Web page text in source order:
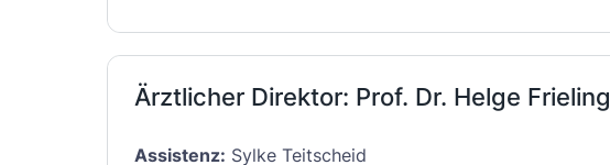
Ärztlicher Direktor: Prof. Dr. Helge Frieling
Assistenz: Sylke Teitscheid